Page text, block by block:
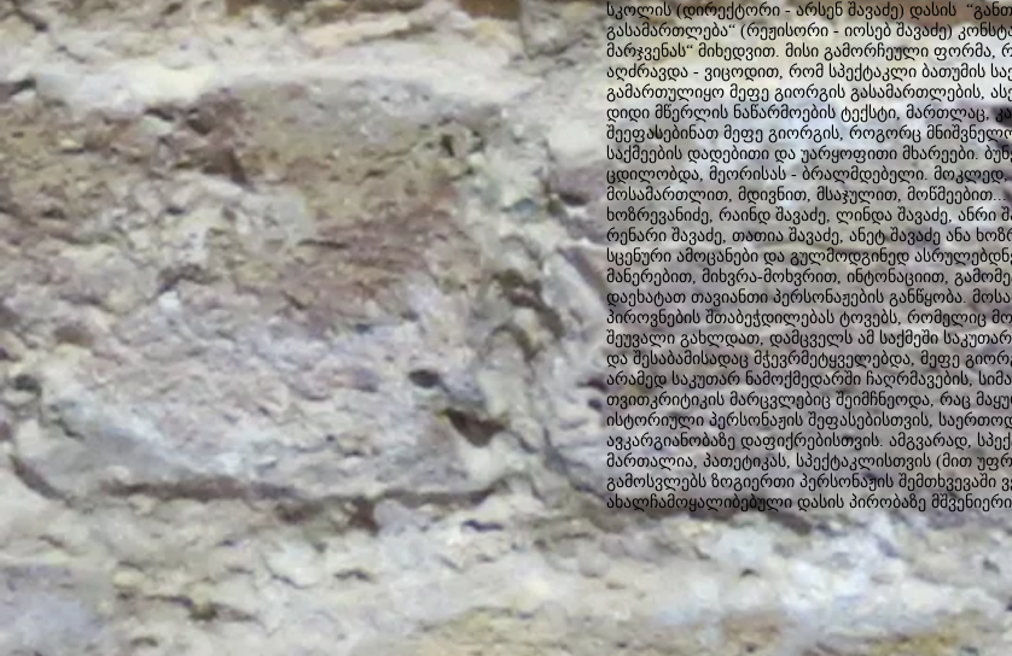
სკოლის (დირექტორი - არსენ შავაძე) დასის
გასამართლება“ (რეჟისორი - იოსებ შავაძე)
მარჯვენას“ მიხედვით. მისი გამორჩეული ფორმა,
აღძრავდა - ვიცოდით, რომ სპექტაკლი ბათუმის
გამართულიყო მეფე გიორგის გასამართლების,
დიდი მწერლის ნაწარმოების ტექსტი, მართლაც,
შეეფასებინათ მეფე გიორგის, როგორც
საქმეების დადებითი და უარყოფითი მხარეები.
ცდილობდა, მეორისას - ბრალმდებელი. მოკლედ,
მოსამართლით, მდივნით, მსაჯულით,
ხოზრევანიძე, რაინდ შავაძე, ლინდა შავაძე, ანრი
რენარი შავაძე, თათია შავაძე, ანეტ შავაძე ანა
სცენური ამოცანები და გულმოდგინედ
მანერებით, მიხვრა-მოხვრით, ინტონაციით,
დაეხატათ თავიანთი პერსონაჟების განწყობა.
პიროვნების შთაბეჭდილებას ტოვებს, რომელიც
შეუვალი გახლდათ, დამცველს ამ საქმეში
და შესაბამისადაც მჭევრმეტყველებდა, მეფე
არამედ საკუთარ ნამოქმედარში ჩაღრმავების,
თვითკრიტიკის მარცვლებიც შეიმჩნეოდა, რაც
ისტორიული პერსონაჟის შეფასებისთვის,
ავკარგიანობაზე დაფიქრებისთვის. ამგვარად,
მართალია, პათეტიკას, სპექტაკლისთვის (მით
გამოსვლებს ზოგიერთი პერსონაჟის შემთხვევაში
ახალჩამოყალიბებული დასის პირობაზე